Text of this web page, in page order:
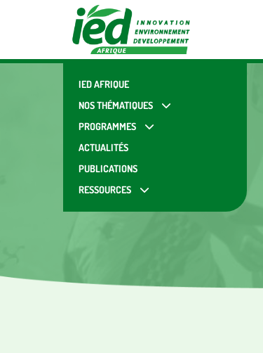
IED AFRIQUE
NOS THÉMATIQUES
PROGRAMMES
ACTUALITÉS
PUBLICATIONS
RESSOURCES